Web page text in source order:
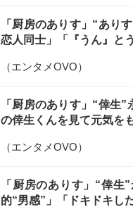
「厨房のありす」“あり
恋人同士」「『うん』と
（エンタメOVO）
「厨房のありす」“倖生
の倖生くんを見て元気を
（エンタメOVO）
「厨房のありす」“倖
的“男感”」「ドキドキした